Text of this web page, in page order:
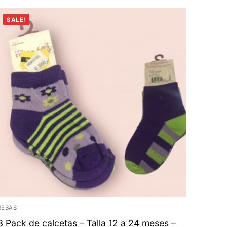
SALE!
Pack de calcetas – Talla 12 a 24 meses –